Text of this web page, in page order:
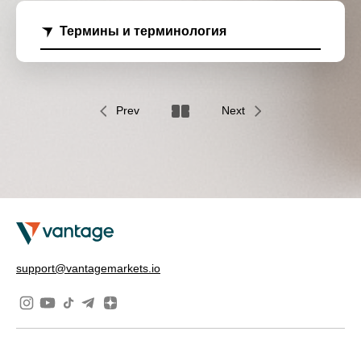
Термины и терминология
Prev Next
support@vantagemarkets.io